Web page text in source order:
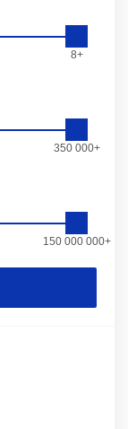
8+
350 000+
150 000 000+